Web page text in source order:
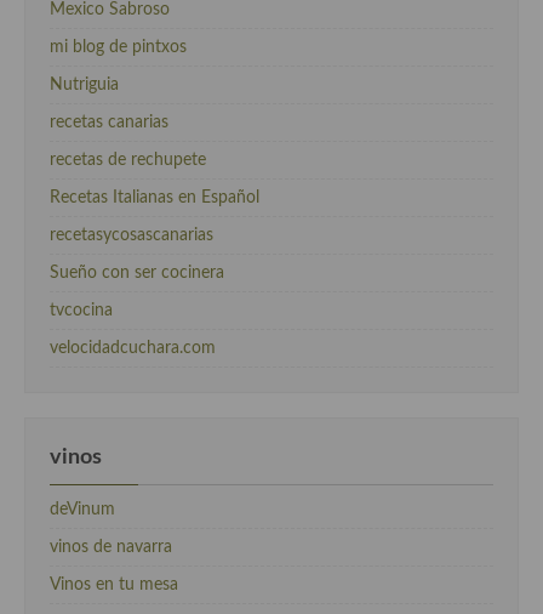
Mexico Sabroso
mi blog de pintxos
Nutriguia
recetas canarias
recetas de rechupete
Recetas Italianas en Español
recetasycosascanarias
Sueño con ser cocinera
tvcocina
velocidadcuchara.com
vinos
deVinum
vinos de navarra
Vinos en tu mesa